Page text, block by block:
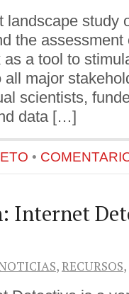
landscape study
the assessment
a tool to
major
scientists,
data […]
•
Internet
,RECURSOS,